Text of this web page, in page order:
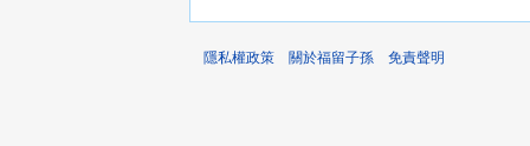
隱私權政策 關於福留子孫 免責聲明